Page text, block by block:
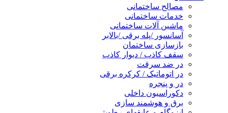
مصالح ساختمانی
خدمات ساختمانی
ماشین آلات ساختمانی
آسانسور /پله برقی /بالابر
بازسازی ساختمان
سقف کاذب / دیوار کاذب
در ضد سرقت
در اتوماتیک / کرکره برقی
در و پنجره
دکوراسیون داخلی
برق و هوشمند سازی